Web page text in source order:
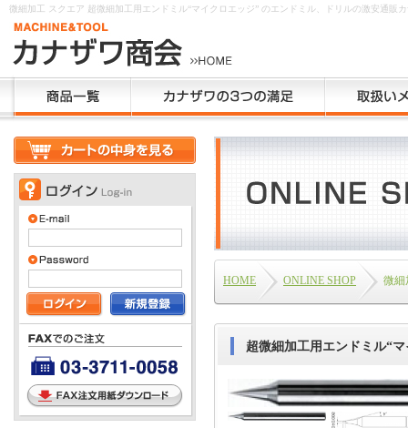
微細加工 スクエア 超微細加工用エンドミル“マイクロエッジ” のエンドミル、ドリルの激安通販
HOME ONLINE SHOP 微細
超微細加工用エンドミル“